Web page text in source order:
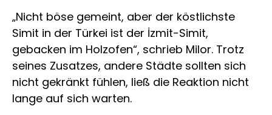
„Nicht böse gemeint, aber der köstlichste
Simit in der Türkei ist der İzmit-Simit,
gebacken im Holzofen“, schrieb Milor. Trotz
seines Zusatzes, andere Städte sollten sich
nicht gekränkt fühlen, ließ die Reaktion nicht
lange auf sich warten.